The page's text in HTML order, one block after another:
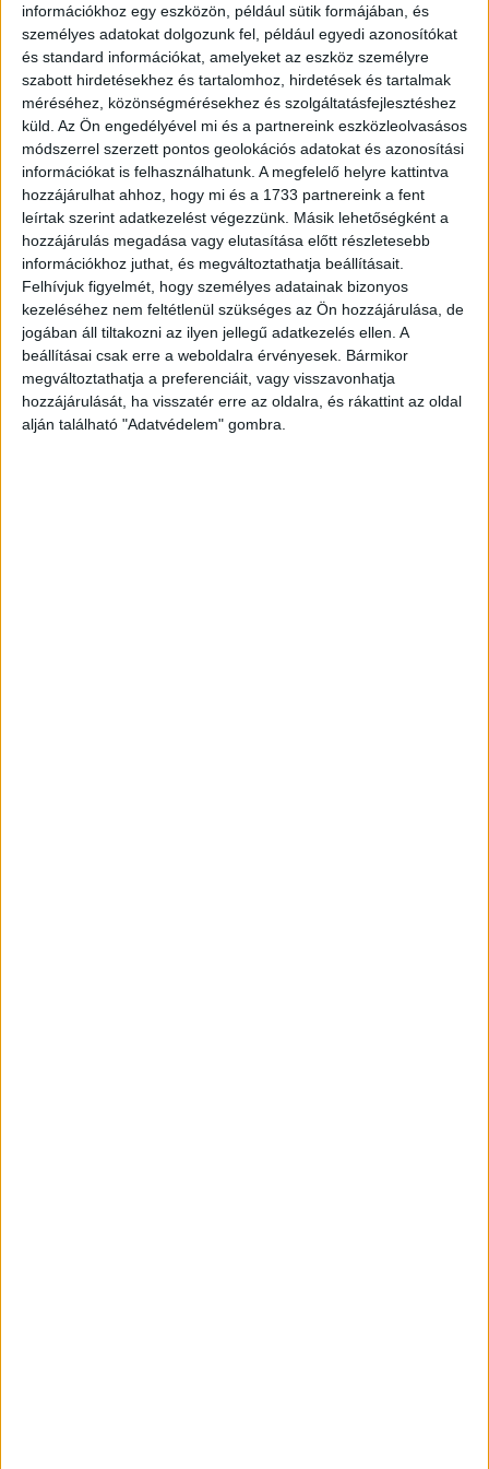
információkhoz egy eszközön, például sütik formájában, és
személyes adatokat dolgozunk fel, például egyedi azonosítókat
és standard információkat, amelyeket az eszköz személyre
szabott hirdetésekhez és tartalomhoz, hirdetések és tartalmak
méréséhez, közönségmérésekhez és szolgáltatásfejlesztéshez
küld. Az Ön engedélyével mi és a partnereink eszközleolvasásos
módszerrel szerzett pontos geolokációs adatokat és azonosítási
információkat is felhasználhatunk. A megfelelő helyre kattintva
hozzájárulhat ahhoz, hogy mi és a 1733 partnereink a fent
leírtak szerint adatkezelést végezzünk. Másik lehetőségként a
hozzájárulás megadása vagy elutasítása előtt részletesebb
információkhoz juthat, és megváltoztathatja beállításait.
Felhívjuk figyelmét, hogy személyes adatainak bizonyos
kezeléséhez nem feltétlenül szükséges az Ön hozzájárulása, de
jogában áll tiltakozni az ilyen jellegű adatkezelés ellen. A
beállításai csak erre a weboldalra érvényesek. Bármikor
megváltoztathatja a preferenciáit, vagy visszavonhatja
hozzájárulását, ha visszatér erre az oldalra, és rákattint az oldal
alján található "Adatvédelem" gombra.
„Most vettem meg az első házamat, természetesen nem
teszteltem a csapokat..”